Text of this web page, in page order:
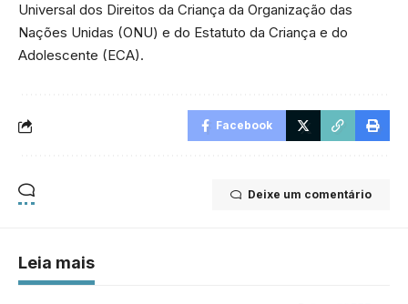
Universal dos Direitos da Criança da Organização das
Nações Unidas (ONU) e do Estatuto da Criança e do
Adolescente (ECA).
Facebook
Deixe um comentário
Leia mais